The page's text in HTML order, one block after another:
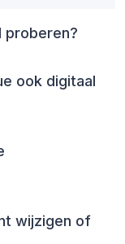
proberen?
ook digitaal
wijzigen of